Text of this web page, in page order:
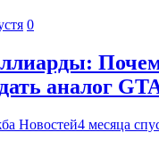
0
аналог
Новостей4 месяца